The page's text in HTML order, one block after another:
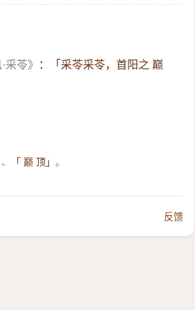
采苓》 ：
「采苓采苓，首阳之 巅
、 「 巅 顶」。
反馈